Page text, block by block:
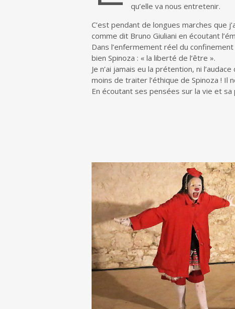
qu’elle va nous entretenir.
C’est pendant de longues marches que
comme dit Bruno Giuliani en écoutant
Dans l’enfermement réel du
bien Spinoza : « la liberté de l’être ».
Je n’ai jamais eu la prétention, ni
moins de traiter l’éthique de Spinoza ! Il
En écoutant ses pensées sur la vie et